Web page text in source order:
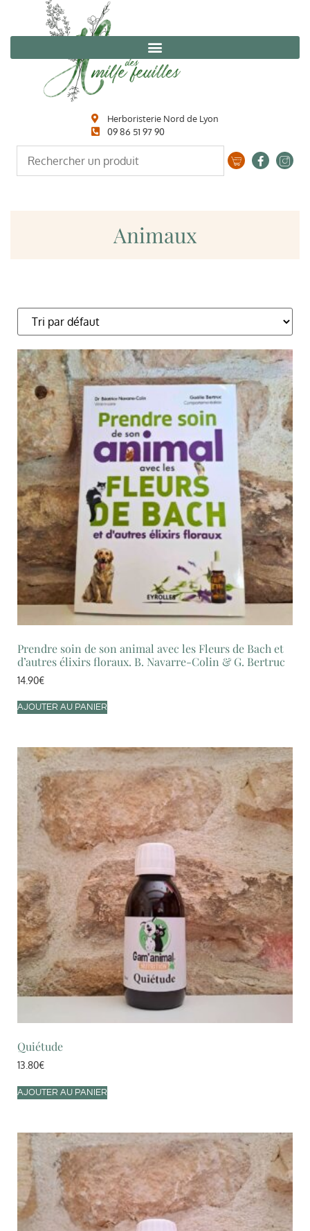
Herboristerie Nord de Lyon
09 86 51 97 90
Animaux
Prendre soin de son animal avec les Fleurs de Bach et
d’autres élixirs floraux. B. Navarre-Colin & G. Bertruc
14.90€
AJOUTER AU PANIER
Quiétude
13.80€
AJOUTER AU PANIER